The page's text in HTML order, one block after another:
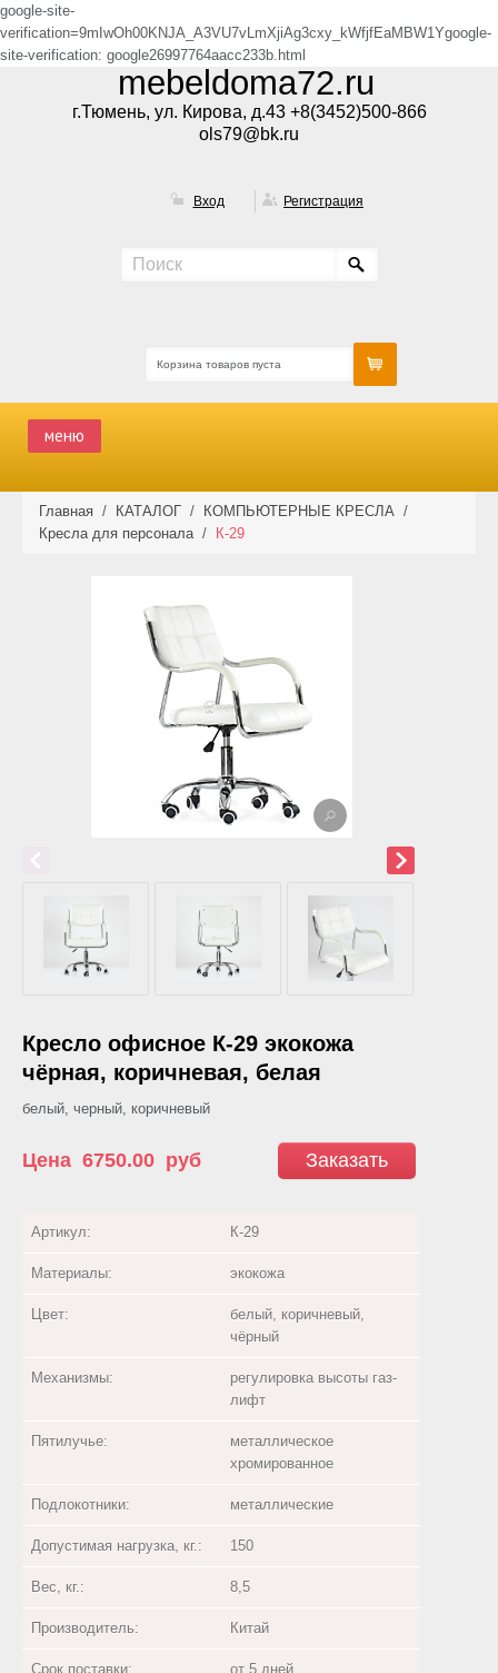
google-site-
verification=9mIwOh00KNJA_A3VU7vLmXjiAg3cxy_kWfjfEaMBW1Ygoogle-
site-verification: google26997764aacc233b.html
mebeldoma72.ru
г.Тюмень, ул. Кирова, д.43 +8(3452)500-866
ols79@bk.ru
Вход Регистрация
Корзина товаров пуста
меню
КАТАЛОГ
ФОТО РАБОТ
Главная / КАТАЛОГ / КОМПЬЮТЕРНЫЕ КРЕСЛА /
Кресла для персонала / К-29
Кресло офисное К-29 экокожа
чёрная, коричневая, белая
белый, черный, коричневый
Заказать
Цена 6750.00 руб
Артикул: К-29
Материалы: экокожа
Цвет:
белый, коричневый,
чёрный
Механизмы:
регулировка высоты газ-
лифт
Пятилучье:
металлическое
хромированное
Подлокотники: металлические
Допустимая нагрузка, кг.: 150
Вес, кг.: 8,5
Производитель: Китай
Срок поставки: от 5 дней